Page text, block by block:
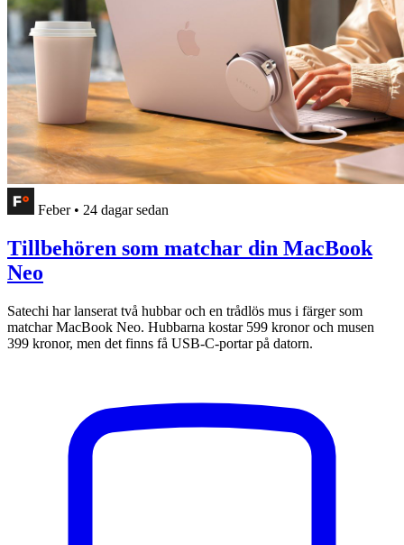
Feber • 24 dagar sedan
Tillbehören som matchar din MacBook
Neo
Satechi har lanserat två hubbar och en trådlös mus i färger som
matchar MacBook Neo. Hubbarna kostar 599 kronor och musen
399 kronor, men det finns få USB-C-portar på datorn.